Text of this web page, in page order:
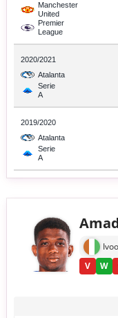
Manchester
United
Premier
League
2020/2021
Atalanta
Serie
A
2019/2020
Atalanta
Serie
A